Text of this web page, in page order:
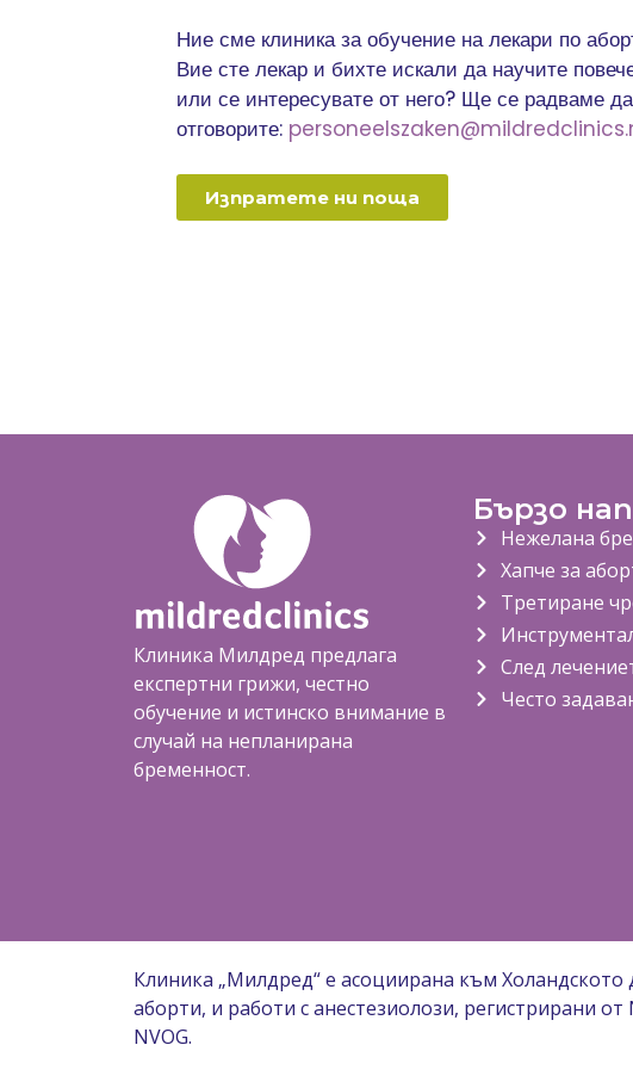
Ние сме клиника за обучение на лекари по
Вие сте лекар и бихте искали да научите
или се интересувате от него? Ще се радваме
отговорите:
Изпратете ни поща
Клиника Милдред предлага
експертни грижи, честно
обучение и истинско внимание в
случай на непланирана
бременност.
Бързо
Нежелана
Хапче за
Третиране
След
Често
Клиника „Милдред“ е асоциирана към
аборти, и работи с анестезиолози, регистрирани
NVOG.